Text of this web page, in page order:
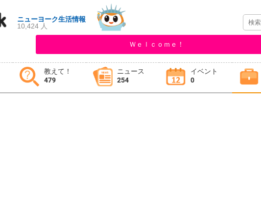
ニューヨーク生活情報
10,424 人
Ｗｅｌｃｏｍｅ！
教えて！
479
ニュース
254
イベント
0